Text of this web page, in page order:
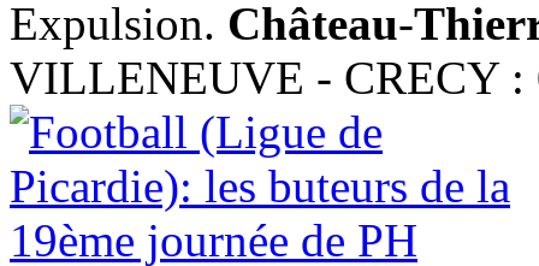
Expulsion. Château-
VILLENEUVE - CRECY :